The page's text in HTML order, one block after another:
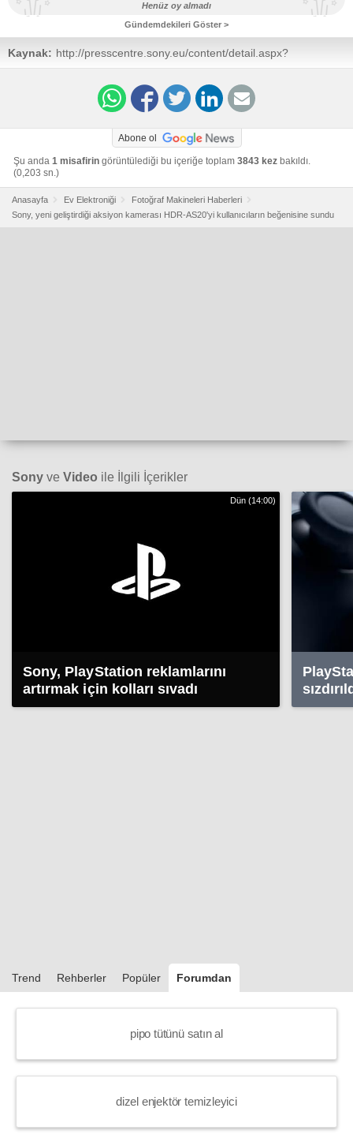
Henüz oy almadı
Gündemdekileri Göster >
Kaynak: http://presscentre.sony.eu/content/detail.aspx?
ReleaseID=9828&NewsAreaId=2
Abone ol
Şu anda 1 misafirin görüntülediği bu içeriğe toplam 3843 kez bakıldı.
(0,203 sn.)
Anasayfa Ev Elektroniği
Fotoğraf Makineleri Haberleri
Sony, yeni geliştirdiği aksiyon kamerası HDR-AS20'yi kullanıcıların beğenisine sundu
Sony ve Video ile İlgili İçerikler
Dün (14:00)
Sony, PlayStation reklamlarını
artırmak için kolları sıvadı
Trend Rehberler Popüler Forumdan
pipo tütünü satın al
dizel enjektör temizleyici